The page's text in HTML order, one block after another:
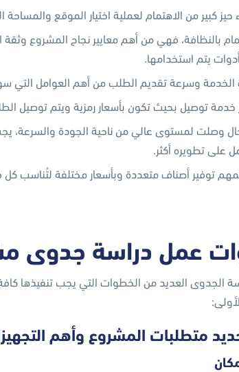
حيز كبير من الاهتمام لعملية اختيار الموقع
بالنظافة، فهي من أهم معايير نجاح المشروع وثقة
يتم استخدامها.
وسرعة تقديم الطلب من أهم العوامل التي
خدمة توصيل بحيث تكون بأسعار رمزية ويتم توصيل
وصلت لمستوى عالي من ناحية الجودة والسرعة،
على تطويره أكثر.
توفير أصناف متعددة وبأسعار مختلفة لتُناسب كل
عمل دراسة جدوى
الجدوى العديد من الخطوات التي يجب تنفيذها كافة
متطلبات المشروع وأهم